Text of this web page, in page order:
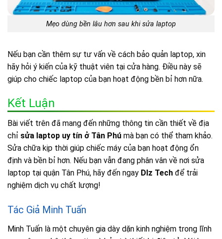
Mẹo dùng bền lâu hơn sau khi sửa laptop
Nếu bạn cần thêm sự tư vấn về cách bảo quản laptop, xin
hãy hỏi ý kiến của kỹ thuật viên tại cửa hàng. Điều này sẽ
giúp cho chiếc laptop của bạn hoạt động bền bỉ hơn nữa.
Kết Luận
Bài viết trên đã mang đến những thông tin cần thiết về địa
chỉ sửa laptop uy tín ở Tân Phú mà bạn có thể tham khảo.
Sửa chữa kịp thời giúp chiếc máy của bạn hoạt động ổn
định và bền bỉ hơn. Nếu bạn vẫn đang phân vân về nơi sửa
laptop tại quận Tân Phú, hãy đến ngay Dlz Tech để trải
nghiệm dịch vụ chất lượng!
Tác Giả Minh Tuấn
Minh Tuấn là một chuyên gia dày dặn kinh nghiệm trong lĩnh